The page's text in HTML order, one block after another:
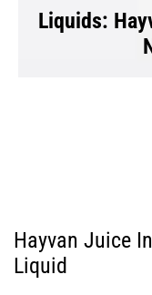
Liquids:
Hayvan Juice
Liquid